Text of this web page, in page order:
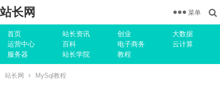
站长网
首页 站长资讯 创业
大数据
运营中心
百科 电子商务
云计算
服务器
站长学院 教程
菜单
站长网 MySql教程